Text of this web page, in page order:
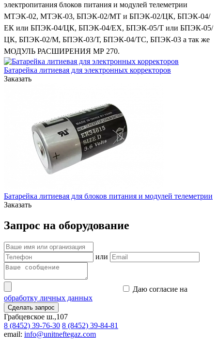
электропитания блоков питания и модулей телеметрии
МТЭК-02, МТЭК-03, БПЭК-02/МТ и БПЭК-02/ЦК, БПЭК-04/
ЕК или БПЭК-04/ЦК, БПЭК-04/ЕX, БПЭК-05/Т или БПЭК-05/
ЦК, БПЭК-02/М, БПЭК-03/Т, БПЭК-04/ТС, БПЭК-03 а так же
МОДУЛЬ РАСШИРЕНИЯ МР 270.
Батарейка литиевая для электронных корректоров
Заказать
Батарейка литиевая для блоков питания и модулей телеметрии
Заказать
Запрос на оборудование
или
Даю согласие на
обработку личных данных
Сделать запрос
Грабцевское ш.,107
8 (8452) 39-76-30 8 (8452) 39-84-81
email: info@unitneftegaz.com